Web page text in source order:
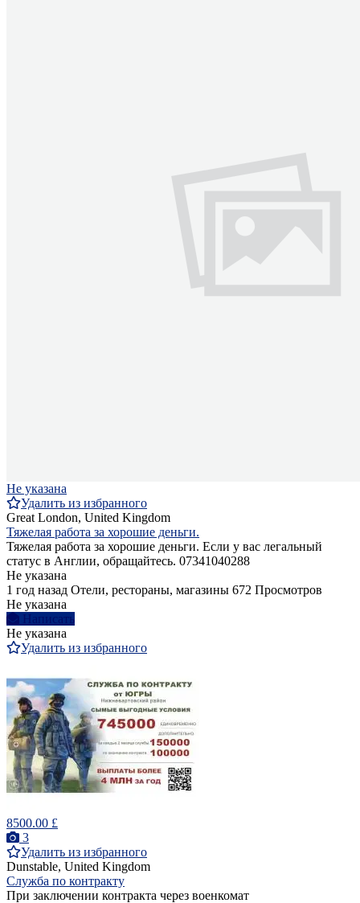
Не указана
Удалить из избранного
Great London, United Kingdom
Тяжелая работа за хорошие деньги.
Тяжелая работа за хорошие деньги. Если у вас легальный
статус в Англии, обращайтесь. 07341040288
Не указана
1 год назад Отели, рестораны, магазины 672 Просмотров
Не указана
Написать
Не указана
Удалить из избранного
8500.00 £
3
Удалить из избранного
Dunstable, United Kingdom
Служба по контракту
При заключении контракта через военкомат